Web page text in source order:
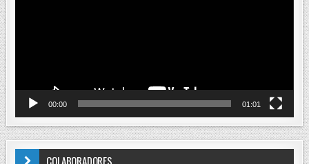
00:00 01:01
COLABORADORES